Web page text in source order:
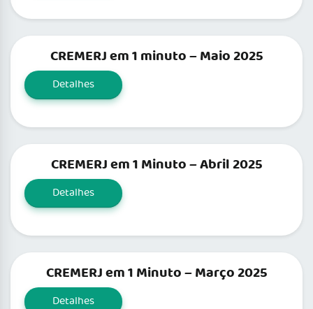
CREMERJ em 1 minuto – Maio 2025
Detalhes
CREMERJ em 1 Minuto – Abril 2025
Detalhes
CREMERJ em 1 Minuto – Março 2025
Detalhes